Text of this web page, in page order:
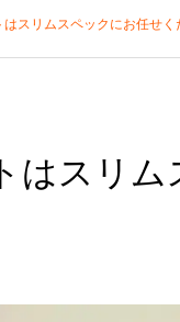
スリムスペックにお任せく
はスリ